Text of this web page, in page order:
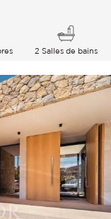
2 Salles de bains